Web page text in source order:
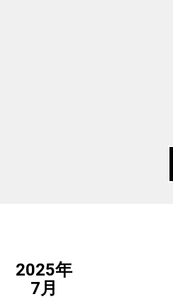
2025年
7月